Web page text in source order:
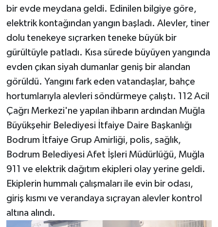
bir evde meydana geldi. Edinilen bilgiye göre,
elektrik kontağından yangın başladı. Alevler, tiner
dolu tenekeye sıçrarken teneke büyük bir
gürültüyle patladı. Kısa sürede büyüyen yangında
evden çıkan siyah dumanlar geniş bir alandan
görüldü. Yangını fark eden vatandaşlar, bahçe
hortumlarıyla alevleri söndürmeye çalıştı. 112 Acil
Çağrı Merkezi'ne yapılan ihbarın ardından Muğla
Büyükşehir Belediyesi İtfaiye Daire Başkanlığı
Bodrum İtfaiye Grup Amirliği, polis, sağlık,
Bodrum Belediyesi Afet İşleri Müdürlüğü, Muğla
911 ve elektrik dağıtım ekipleri olay yerine geldi.
Ekiplerin hummalı çalışmaları ile evin bir odası,
giriş kısmı ve verandaya sıçrayan alevler kontrol
altına alındı.